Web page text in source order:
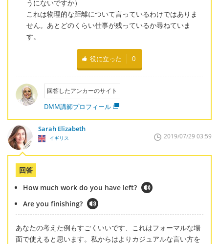
うにないですか）
これは物理的な距離について言っているわけではありま
せん。あとどのくらい仕事が残っているか尋ねていま
す。
役に立った 0
回答したアンカーのサイト
DMM講師プロフィール
Sarah Elizabeth
イギリス 2019/07/29 03:59
回答
How much work do you have left?
Are you finishing?
あなたの考えた例もすごくいいです、これはフォーマルな場
面で使えると思います。私からはよりカジュアルな言い方を